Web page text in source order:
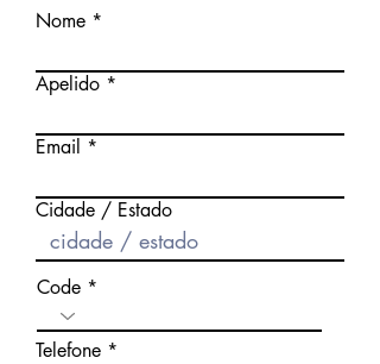
Nome
Apelido
Email
Cidade / Estado
Code
Telefone